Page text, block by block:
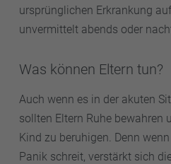
ursprünglichen Erkrankung
unvermittelt abends oder
Was können Eltern tun?
Auch wenn es in der akuten
sollten Eltern Ruhe bewahren
Kind zu beruhigen. Denn
Panik schreit, verstärkt sich